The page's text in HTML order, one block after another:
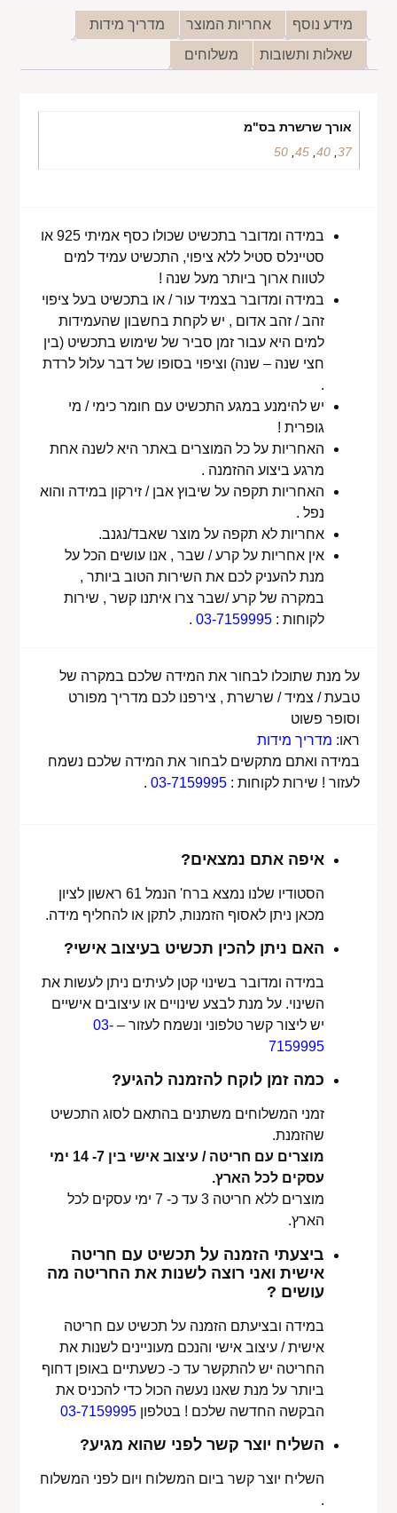
מידע נוסף אחריות המוצר
מדריך מידות
שאלות ותשובות
משלוחים
אורך שרשרת בס"מ
37
,
40
,
45
,
50
במידה ומדובר בתכשיט שכולו כסף אמיתי 925 או
סטיינלס סטיל ללא ציפוי, התכשיט עמיד למים
לטווח ארוך ביותר מעל שנה !
במידה ומדובר בצמיד עור / או בתכשיט בעל ציפוי
זהב / זהב אדום , יש לקחת בחשבון שהעמידות
למים היא עבור זמן סביר של שימוש בתכשיט (בין
חצי שנה – שנה) וציפוי בסופו של דבר עלול לרדת
.
יש להימנע במגע התכשיט עם חומר כימי / מי
גופרית !
האחריות על כל המוצרים באתר היא לשנה אחת
מרגע ביצוע ההזמנה .
האחריות תקפה על שיבוץ אבן / זירקון במידה והוא
נפל .
אחריות לא תקפה על מוצר שאבד/נגנב.
אין אחריות על קרע / שבר , אנו עושים הכל על
מנת להעניק לכם את השירות הטוב ביותר ,
במקרה של קרע /שבר צרו איתנו קשר , שירות
לקוחות :03-7159995
.
על מנת שתוכלו לבחור את המידה שלכם במקרה של
טבעת / צמיד / שרשרת , צירפנו לכם מדריך מפורט
וסופר פשוט
ראו: מדריך מידות
במידה ואתם מתקשים לבחור את המידה שלכם נשמח
לעזור ! שירות לקוחות :03-7159995
.
איפה אתם נמצאים?
הסטודיו שלנו נמצא ברח' הנמל 61 ראשון לציון
מכאן ניתן לאסוף הזמנות, לתקן או להחליף מידה.
האם ניתן להכין תכשיט בעיצוב אישי?
במידה ומדובר בשינוי קטן לעיתים ניתן לעשות את
השינוי. על מנת לבצע שינויים או עיצובים אישיים
יש ליצור קשר טלפוני ונשמח לעזור –03-
7159995
כמה זמן לוקח להזמנה להגיע?
זמני המשלוחים משתנים בהתאם לסוג התכשיט
שהזמנת.
מוצרים עם חריטה / עיצוב אישי בין 7- 14 ימי
עסקים לכל הארץ.
מוצרים ללא חריטה 3 עד כ- 7 ימי עסקים לכל
הארץ.
ביצעתי הזמנה על תכשיט עם חריטה
אישית ואני רוצה לשנות את החריטה מה
עושים ?
במידה ובציעתם הזמנה על תכשיט עם חריטה
אישית / עיצוב אישי והנכם מעוניינים לשנות את
החריטה יש להתקשר עד כ- כשעתיים באופן דחוף
ביותר על מנת שאנו נעשה הכול כדי להכניס את
הבקשה החדשה שלכם ! בטלפון03-7159995
השליח יוצר קשר לפני שהוא מגיע?
השליח יוצר קשר ביום המשלוח ויום לפני המשלוח
.